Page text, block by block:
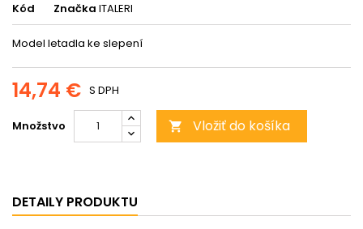
Kód Značka ITALERI
Model letadla ke slepení
14,74 € S DPH
Množstvo  Vložiť do košíka
DETAILY PRODUKTU